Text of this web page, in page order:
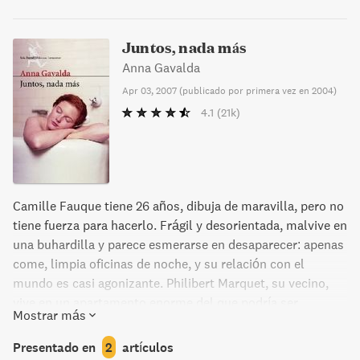
Juntos, nada más
Anna Gavalda
Apr 03, 2007 (publicado por primera vez en 2004)
4.1 (21k)
Camille Fauque tiene 26 años, dibuja de maravilla, pero no
tiene fuerza para hacerlo. Frágil y desorientada, malvive en
una buhardilla y parece esmerarse en desaparecer: apenas
come, limpia oficinas de noche, y su relación con el
mundo es casi agonizante. Philibert Marquet, su vecino,
desalojado; es tartamudo, un caballero a la antigua que
vende postales en un museo, y el casero de Franck
Mostrar más
Presentado en 2 artículos